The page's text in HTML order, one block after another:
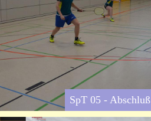
SpT 05 - Abschluß